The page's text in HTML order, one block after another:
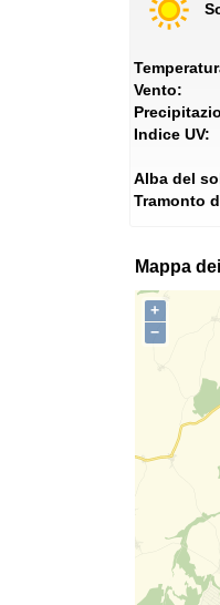
Vento:
Indice UV:
Alba del
Tramonto
Mappa
+
−